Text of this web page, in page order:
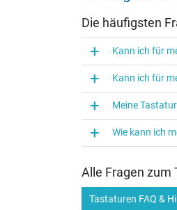
Die häufigsten
Kann ich für
Kann ich für
Meine
Wie kann ich
Alle Fragen zum
Tastaturen FAQ &